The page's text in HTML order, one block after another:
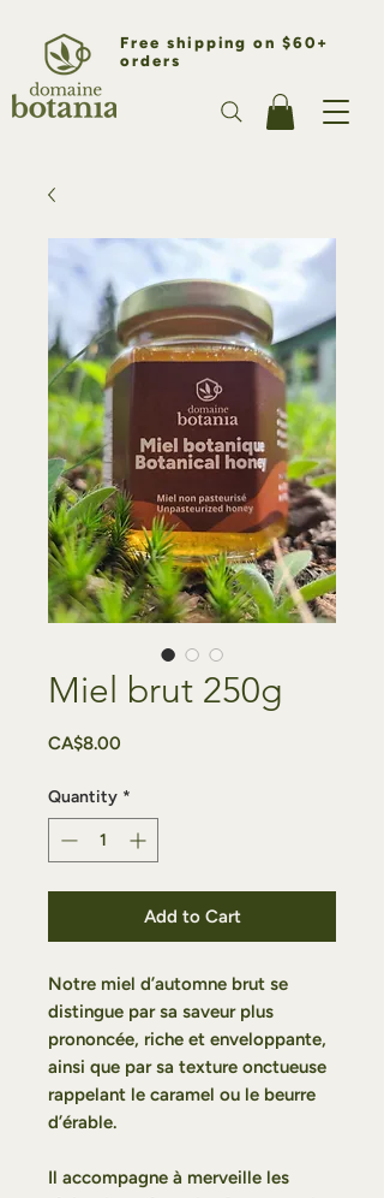
Free shipping on $60+
orders
Miel brut 250g
CA$8.00
Quantity *
Add to Cart
Notre miel d’automne brut se
distingue par sa saveur plus
prononcée, riche et enveloppante,
ainsi que par sa texture onctueuse
rappelant le caramel ou le beurre
d’érable.
Il accompagne à merveille les